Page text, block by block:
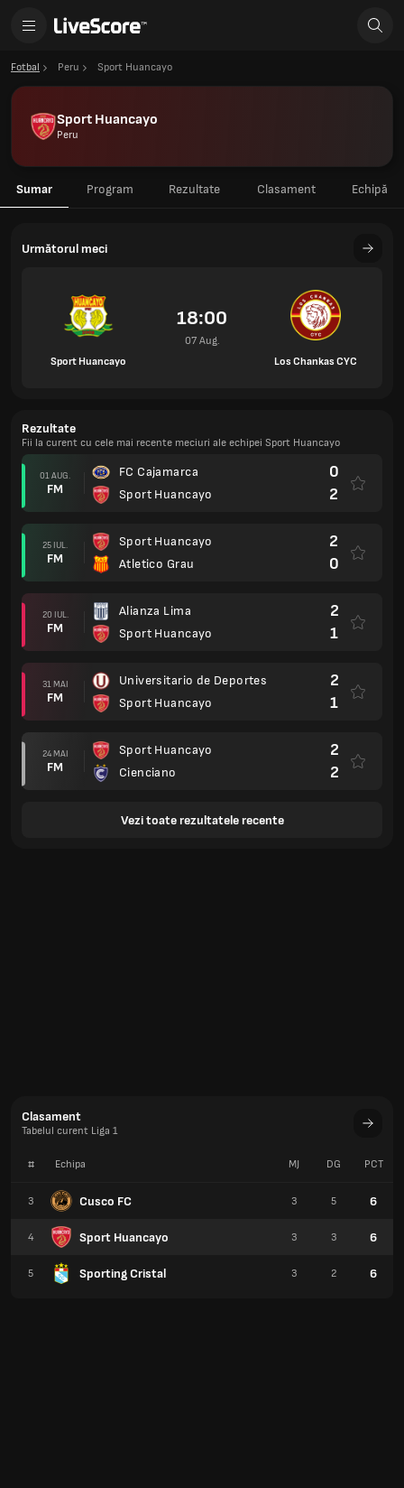
Fotbal Peru Sport Huancayo
Sport Huancayo
Peru
Sumar Program Rezultate Clasament Echipă
Următorul meci
Sport Huancayo
18:00
07 Aug.
Los Chankas CYC
Rezultate
Fii la curent cu cele mai recente meciuri ale echipei Sport Huancayo
01 AUG.
FM
FC Cajamarca
Sport Huancayo
0
2
25 IUL.
FM
Sport Huancayo
Atletico Grau
2
0
20 IUL.
FM
Alianza Lima
Sport Huancayo
2
1
31 MAI
FM
Universitario de Deportes
Sport Huancayo
2
1
24 MAI
FM
Sport Huancayo
Cienciano
2
2
Vezi toate rezultatele recente
Clasament
Tabelul curent Liga 1
# Echipa
3 Cusco FC
4 Sport Huancayo
5 Sporting Cristal
MJ DG PCT
3 5 6
3 3 6
3 2 6